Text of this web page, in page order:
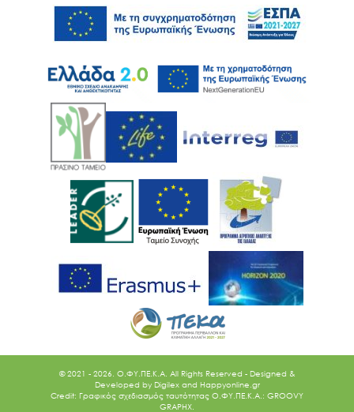
Ακολουθήστε μας
© 2021 - 2026. O.ΦΥ.ΠΕ.Κ.Α. All Rights Reserved - Designed &
Developed by Digilex and Happyonline.gr
Credit: Γραφικός σχεδιασμός ταυτότητας Ο.ΦΥ.ΠΕ.Κ.Α.: GROOVY
GRAPHX.